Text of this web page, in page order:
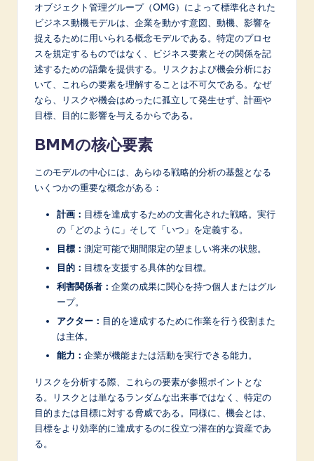
&
S
o
オブジェクト管理グループ（OMG）によって標準化された
ビジネス動機モデルは、企業を動かす意図、動機、影響を
捉えるために用いられる概念モデルである。特定のプロセ
スを規定するものではなく、ビジネス要素とその関係を記
述するための語彙を提供する。リスクおよび機会分析にお
いて、これらの要素を理解することは不可欠である。なぜ
なら、リスクや機会はめったに孤立して発生せず、計画や
目標、目的に影響を与えるからである。
BMMの核心要素
このモデルの中心には、あらゆる戦略的分析の基盤となる
いくつかの重要な概念がある：
計画： 目標を達成するための文書化された戦略。実行
の「どのように」そして「いつ」を定義する。
目標： 測定可能で期間限定の望ましい将来の状態。
目的： 目標を支援する具体的な目標。
利害関係者： 企業の成果に関心を持つ個人またはグル
ープ。
アクター： 目的を達成するために作業を行う役割また
は主体。
能力： 企業が機能または活動を実行できる能力。
リスクを分析する際、これらの要素が参照ポイントとな
る。リスクとは単なるランダムな出来事ではなく、特定の
目的または目標に対する脅威である。同様に、機会とは、
目標をより効率的に達成するのに役立つ潜在的な資産であ
る。